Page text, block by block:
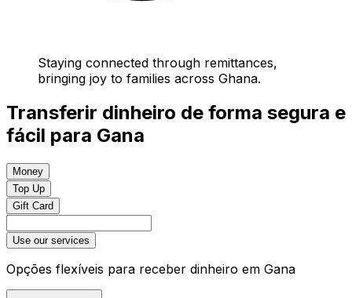
Staying connected through remittances,
bringing joy to families across Ghana.
Transferir dinheiro de forma segura e
fácil para Gana
Money
Top Up
Gift Card
Use our services
Opções flexíveis para receber dinheiro em Gana